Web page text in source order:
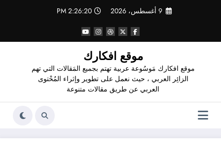
9 أغسطس، 2026 2:26:21 PM
موقع افكارك
موقع افكارك مَوسُوعة عربية تهتم بجميع المَقالات التي تهم
الزائِر العربي ، حيث نعمل على تطوير وإثراء المُحْتوى
العربي عن طريق مقالات متنوعة